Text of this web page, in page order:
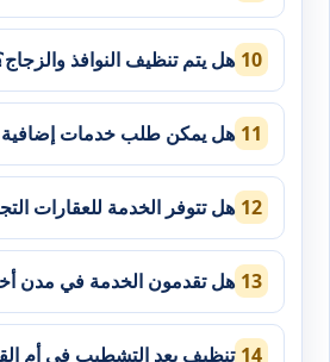
هل يتم تنظيف النوافذ
هل يمكن طلب خدمات إضافية
هل تتوفر الخدمة للعقارات
هل تقدمون الخدمة في مدن
تنظيف بعد التشطيب في أم